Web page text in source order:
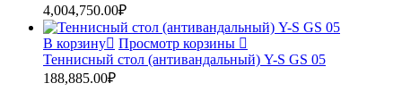
4,004,750.00₽
В корзину
Просмотр корзины
Теннисный стол (антивандальный) Y-S GS 05
188,885.00₽